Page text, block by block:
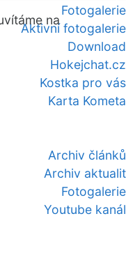
Fotogalerie
Aktivní fotogalerie
Download
Hokejchat.cz
Kostka pro vás
Karta Kometa
Archiv článků
Archiv aktualit
Fotogalerie
Youtube kanál
na